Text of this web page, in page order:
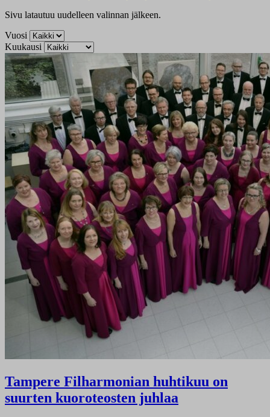
Sivu latautuu uudelleen valinnan jälkeen.
Vuosi
Kuukausi
Tampere Filharmonian huhtikuu on
suurten kuoroteosten juhlaa